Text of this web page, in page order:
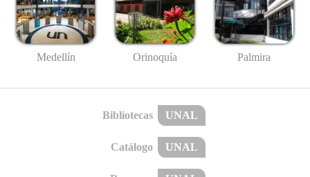
Medellín Orinoquía Palmira
Bibliotecas UNAL
Catálogo UNAL